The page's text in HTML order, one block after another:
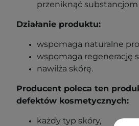
przeniknąć
Działanie produktu:
wspomaga naturalne
wspomaga regenerację
nawilża skórę.
Producent poleca ten
defektów kosmetycznych:
każdy typ skóry,